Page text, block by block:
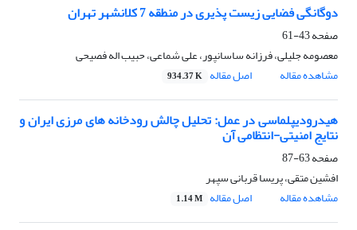
دوگانگی فضایی زیست پذیری در منطقه 7 کلانشهر تهران
صفحه43-61
معصومه جلیلی، فرزانه ساسانپور، علی شماعی، حبیب اله فصیحی
مشاهده مقاله
اصل مقاله 934.37 K
هیدرودیپلماسی در عمل: تحلیل چالش رودخانه های مرزی ایران و
نتایج امنیتی-انتظامی آن
صفحه63-87
افشین متقی، پریسا قربانی سپهر
مشاهده مقاله
اصل مقاله 1.14 M